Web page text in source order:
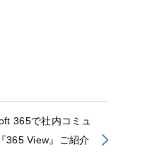
365で社内コミュ
365 View』ご紹介